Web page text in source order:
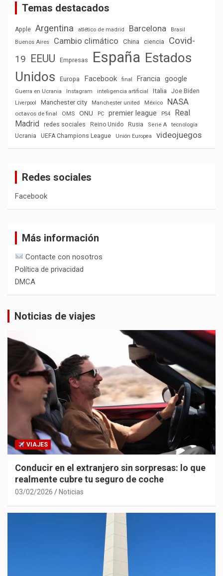
Temas destacados
Apple Argentina atlético de madrid Barcelona
Brasil
Buenos Aires
Cambio climático China ciencia
Covid-
19 EEUU Empresas España Estados
Unidos
Europa Facebook final Francia google
Guerra en Ucrania Instagram inteligencia artificial Italia Joe Biden
Liverpool Manchester city Manchester united México NASA
octavos de final OMS ONU PC premier league PS4
Real
Madrid
redes sociales Reino Unido Rusia Serie A
tecnología
Ucrania
UEFA Champions League Unión Europea videojuegos
Redes sociales
Facebook
Más información
Contacte con nosotros
Política de privacidad
DMCA
Noticias de viajes
VIAJES
Conducir en el extranjero sin sorpresas: lo que
realmente cubre tu seguro de coche
03/02/2026 Noticias